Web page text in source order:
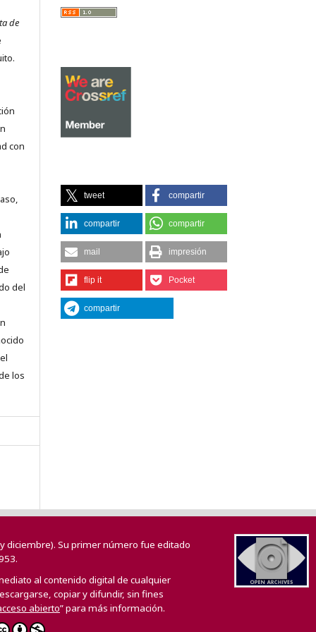
de
con
del
los
tweet compartir
compartir compartir
mail impresión
flip it Pocket
compartir
diciembre). Su primer número fue editado
al contenido digital de cualquier
copiar y difundir, sin fines
abierto” para más información.